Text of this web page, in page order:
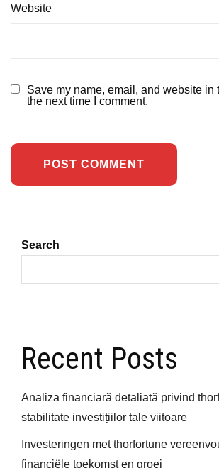
Website
Save my name, email, and website in
the next time I comment.
Search
Recent Posts
Analiza financiară detaliată privind
stabilitate investițiilor tale viitoare
Investeringen met thorfortune
financiële toekomst en groei